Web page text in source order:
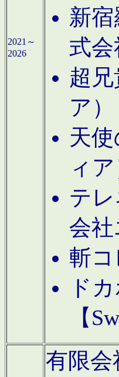
2021～
2026
新
式会
超
ア）
天
ィア
テ
会社
斬
ド
【
有限会